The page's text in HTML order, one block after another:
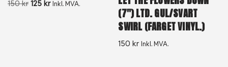
150kr 125 kr Inkl. MVA.
(7″) LTD. GUL/SVART
SWIRL (FARGET VINYL.)
150kr Inkl. MVA.